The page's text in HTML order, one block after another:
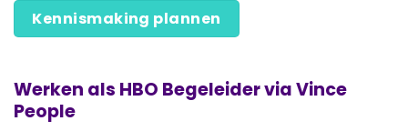
Kennismaking plannen
Werken als HBO Begeleider via Vince
People